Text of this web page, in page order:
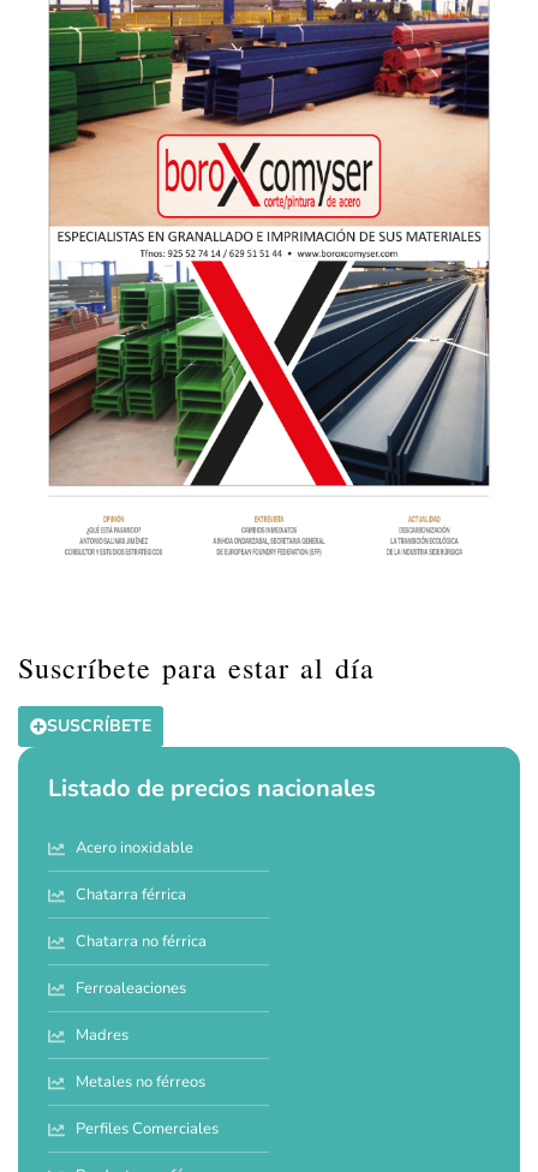
Suscríbete para estar al día
SUSCRÍBETE
Listado de precios nacionales
Acero inoxidable
Chatarra férrica
Chatarra no férrica
Ferroaleaciones
Madres
Metales no férreos
Perfiles Comerciales